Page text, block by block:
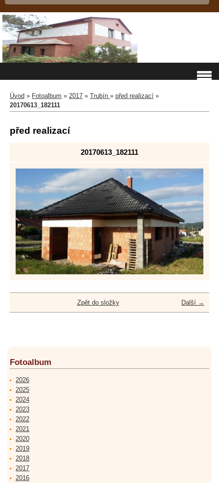
Úvod » Fotoalbum » 2017 » Trubín » před realizací »
20170613_182111
před realizací
20170613_182111
Další →
Zpět do složky
Fotoalbum
2026
2025
2024
2023
2022
2021
2020
2019
2018
2017
2016